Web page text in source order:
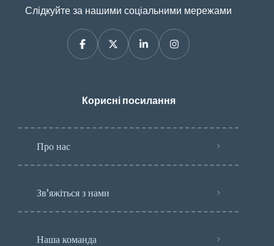
Слідкуйте за нашими соціальними мережами
Корисні посилання
Про нас
Зв’яжіться з нами
Наша команда